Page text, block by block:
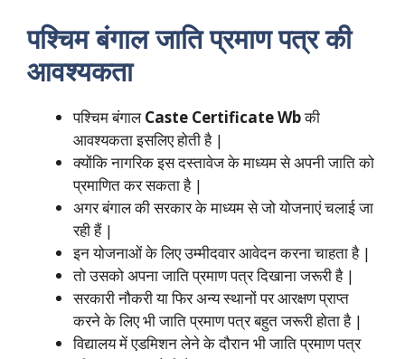
पश्चिम बंगाल जाति प्रमाण पत्रकी
आवश्यकता
पश्चिम बंगालCaste Certificate Wbकी
आवश्यकता इसलिए होती है |
क्योंकि नागरिक इस दस्तावेज के माध्यम से अपनी जाति को
प्रमाणित कर सकता है |
अगर बंगाल की सरकार के माध्यम से जो योजनाएं चलाई जा
रही हैं |
इन योजनाओं के लिए उम्मीदवार आवेदन करना चाहता है |
तो उसको अपना जाति प्रमाण पत्र दिखाना जरूरी है |
सरकारी नौकरी या फिर अन्य स्थानों पर आरक्षण प्राप्त
करने के लिए भी जाति प्रमाण पत्र बहुत जरूरी होता है |
विद्यालय में एडमिशन लेने के दौरान भी जाति प्रमाण पत्र